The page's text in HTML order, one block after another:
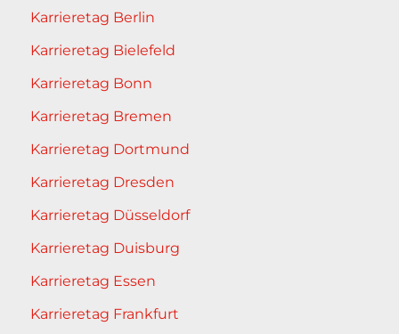
Karrieretag Berlin
Karrieretag Bielefeld
Karrieretag Bonn
Karrieretag Bremen
Karrieretag Dortmund
Karrieretag Dresden
Karrieretag Düsseldorf
Karrieretag Duisburg
Karrieretag Essen
Karrieretag Frankfurt